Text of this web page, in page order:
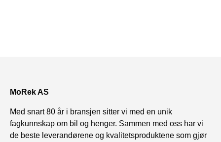
MoRek AS
Med snart 80 år i bransjen sitter vi med en unik
fagkunnskap om bil og henger. Sammen med oss har vi
de beste leverandørene og kvalitetsproduktene som gjør